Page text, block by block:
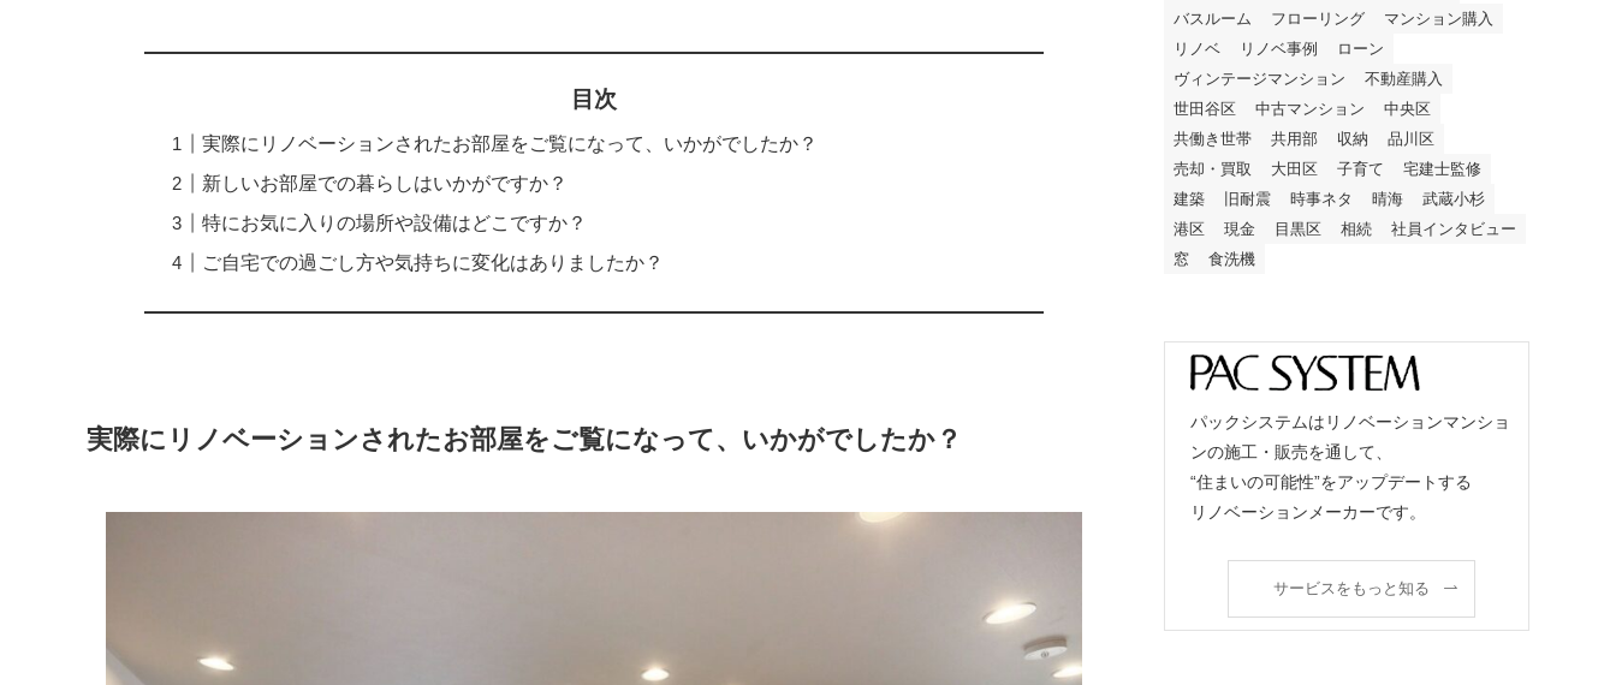
目次
実際にリノベーションされたお部屋をご覧になって、いかがでしたか？
新しいお部屋での暮らしはいかがですか？
特にお気に入りの場所や設備はどこですか？
ご自宅での過ごし方や気持ちに変化はありましたか？
実際にリノベーションされたお部屋をご覧になって、いかがでしたか？
バスルーム
フローリング
マンション購入
リノベ
リノベ事例
ローン
ヴィンテージマンション
不動産購入
世田谷区
中古マンション
中央区
共働き世帯
共用部 収納
品川区
売却・買取
大田区 子育て
宅建士監修
建築
旧耐震 時事ネタ 晴海
武蔵小杉
港区
現金 目黒区 相続
社員インタビュー
窓
食洗機
パックシステムはリノベーションマンショ
ンの施工・販売を通して、
“住まいの可能性”をアップデートする
リノベーションメーカーです。
サービスをもっと知る